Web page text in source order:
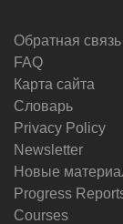
Обратная связь
FAQ
Карта сайта
Словарь
Privacy Policy
Newsletter
Новые
Progress
Courses